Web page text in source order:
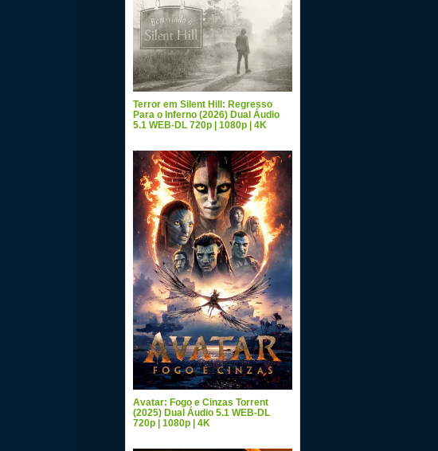
Terror em Silent Hill: Regresso
Para o Inferno (2026) Dual Áudio
5.1 WEB-DL 720p | 1080p | 4K
Avatar: Fogo e Cinzas Torrent
(2025) Dual Áudio 5.1 WEB-DL
720p | 1080p | 4K